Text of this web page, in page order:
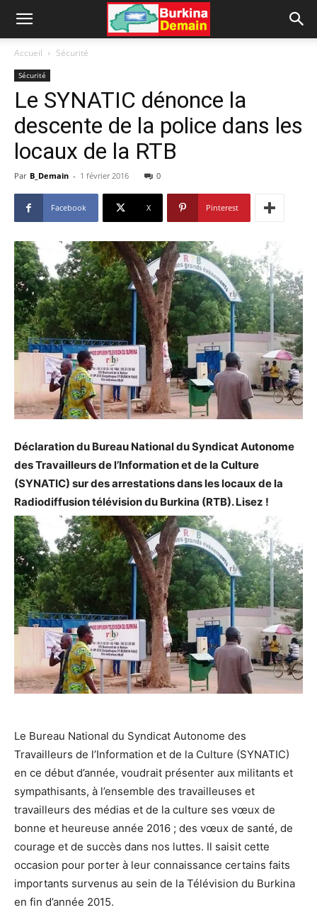
Accueil Sécurité
Sécurité
Le SYNATIC dénonce la
descente de la police dans les
locaux de la RTB
Par B_Demain - 1 février 2016 0
Facebook X Pinterest
Déclaration du Bureau National du Syndicat Autonome
des Travailleurs de l’Information et de la Culture
(SYNATIC) sur des arrestations dans les locaux de la
Radiodiffusion télévision du Burkina (RTB). Lisez !
Le Bureau National du Syndicat Autonome des
Travailleurs de l’Information et de la Culture (SYNATIC)
en ce début d’année, voudrait présenter aux militants et
sympathisants, à l’ensemble des travailleuses et
travailleurs des médias et de la culture ses vœux de
bonne et heureuse année 2016 ; des vœux de santé, de
courage et de succès dans nos luttes. Il saisit cette
occasion pour porter à leur connaissance certains faits
importants survenus au sein de la Télévision du Burkina
en fin d’année 2015.